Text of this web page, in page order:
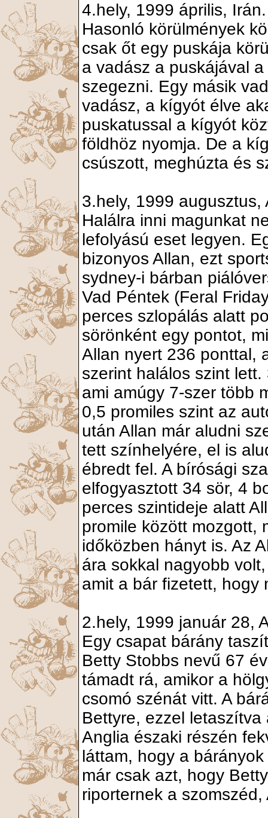
4.hely, 1999 április, Irán.
Hasonló körülmények
csak őt egy puskája
a vadász a puskájával
szegezni. Egy másik
vadász, a kígyót élve
puskatussal a kígyót
földhöz nyomja. De a
csúszott, meghúzta és
3.hely, 1999 augusztus,
Halálra inni magunkat
lefolyású eset legyen.
bizonyos Allan, ezt
sydney-i bárban
Vad Péntek (Feral
perces szlopálás alatt
sörönként egy pontot,
Allan nyert 236 ponttal,
szerint halálos szint
ami amúgy 7-szer több
0,5 promiles szint az
után Allan már aludni
tett színhelyére, el is
ébredt fel. A bírósági
elfogyasztott 34 sör, 4
perces szintideje alatt
promile között mozgott,
időközben hányt is. Az
ára sokkal nagyobb
amit a bár fizetett, hogy
2.hely, 1999 január 28,
Egy csapat bárány
Betty Stobbs nevű 67
támadt rá, amikor a
csomó szénát vitt. A
Bettyre, ezzel
Anglia északi részén
láttam, hogy a
már csak azt, hogy
riporternek a szomszéd,